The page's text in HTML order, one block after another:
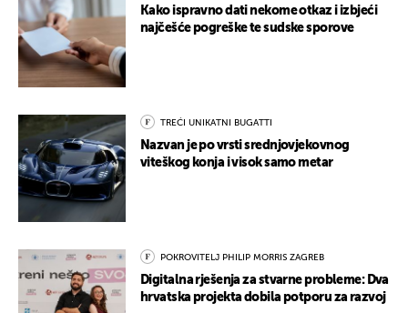
Kako ispravno dati nekome otkaz i izbjeći
najčešće pogreške te sudske sporove
TREĆI UNIKATNI BUGATTI
Nazvan je po vrsti srednjovjekovnog
viteškog konja i visok samo metar
POKROVITELJ PHILIP MORRIS ZAGREB
Digitalna rješenja za stvarne probleme: Dva
hrvatska projekta dobila potporu za razvoj